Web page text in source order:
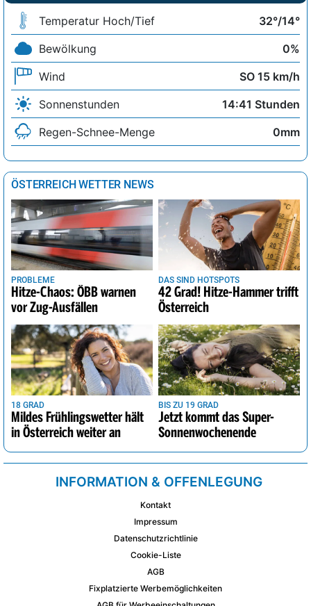
Temperatur Hoch/Tief
32°/14°
Bewölkung
0%
Wind
SO 15 km/h
Sonnenstunden
14:41 Stunden
Regen-Schnee-Menge
0mm
ÖSTERREICH WETTER NEWS
PROBLEME
Hitze-Chaos: ÖBB warnen
vor Zug-Ausfällen
DAS SIND HOTSPOTS
42 Grad! Hitze-Hammer trifft
Österreich
18 GRAD
Mildes Frühlingswetter hält
in Österreich weiter an
BIS ZU 19 GRAD
Jetzt kommt das Super-
Sonnenwochenende
INFORMATION & OFFENLEGUNG
Kontakt
Impressum
Datenschutzrichtlinie
Cookie-Liste
AGB
Fixplatzierte Werbemöglichkeiten